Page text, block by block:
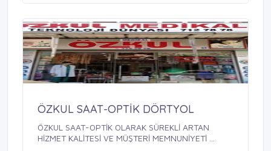
ÖZKUL SAAT-OPTİK DÖRTYOL
ÖZKUL SAAT-OPTİK OLARAK SÜREKLİ ARTAN
HİZMET KALİTESİ VE MÜŞTERİ MEMNUNİYETİ ...